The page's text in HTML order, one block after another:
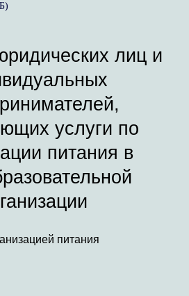
лиц и
услуги по
питания в
питания